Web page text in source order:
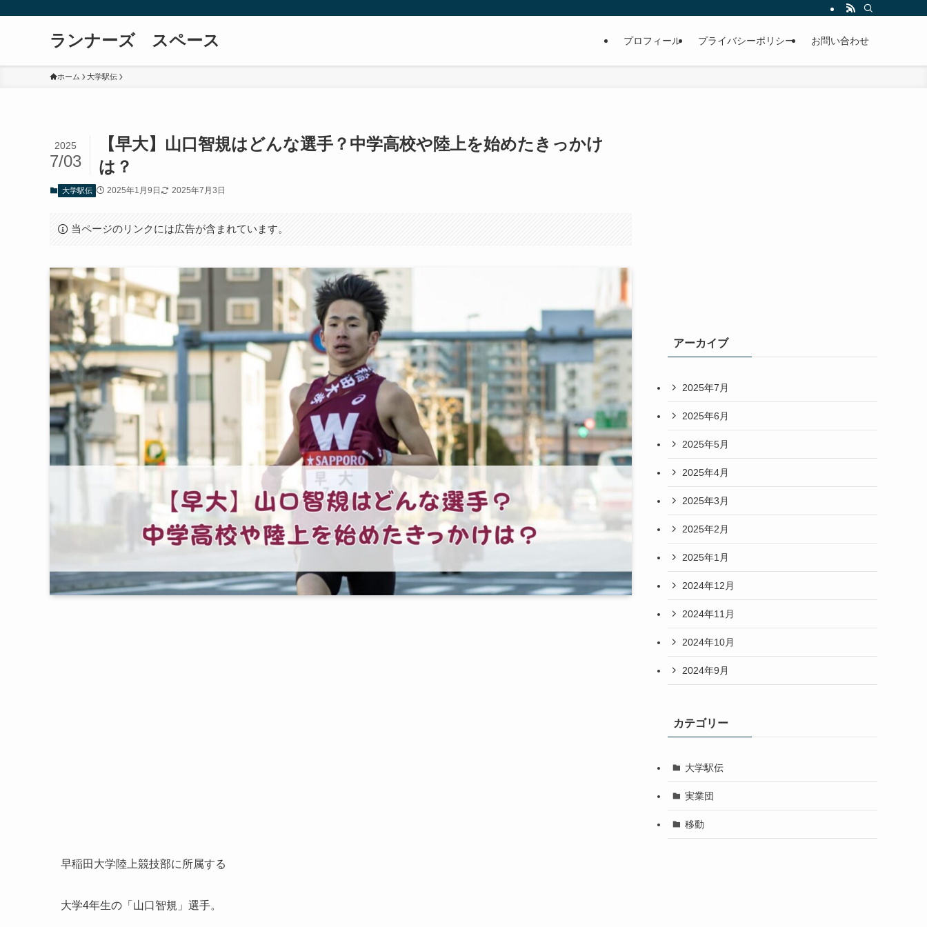
ランナーズ スペース プロフィール プライバシーポリシー お問い合わせ
ホーム 大学駅伝
【早大】山口智規はどんな選手？中学高校や陸上を始めたきっかけ
は？
2025
7/03
大学駅伝 2025年1月9日 2025年7月3日
当ページのリンクには広告が含まれています。
早稲田大学陸上競技部に所属する
大学4年生の「 山口智規 」選手。
アーカイブ
2025年7月
2025年6月
2025年5月
2025年4月
2025年3月
2025年2月
2025年1月
2024年12月
2024年11月
2024年10月
2024年9月
カテゴリー
大学駅伝
実業団
移動